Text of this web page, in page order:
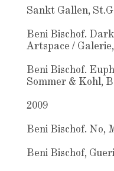
Sankt Gallen,
Beni Bischof.
Artspace /
Beni Bischof.
Sommer & Kohl,
2009
Beni Bischof. No,
Beni Bischof,